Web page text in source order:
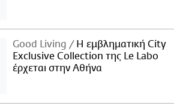
Good Living
Η εμβληματική City
Exclusive Collection της Le Labo
έρχεται στην Αθήνα